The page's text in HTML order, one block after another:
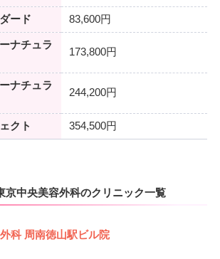
ード 83,600円
ナチュラ
173,800円
ナチュラ
244,200円
クト 354,500円
京中央美容外科のクリニック一覧
科 周南徳山駅ビル院